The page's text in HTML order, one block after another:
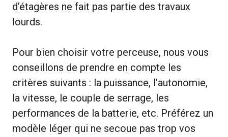
d’étagères ne fait pas partie des travaux
lourds.
Pour bien choisir votre perceuse, nous vous
conseillons de prendre en compte les
critères suivants : la puissance, l’autonomie,
la vitesse, le couple de serrage, les
performances de la batterie, etc. Préférez un
modèle léger qui ne secoue pas trop vos